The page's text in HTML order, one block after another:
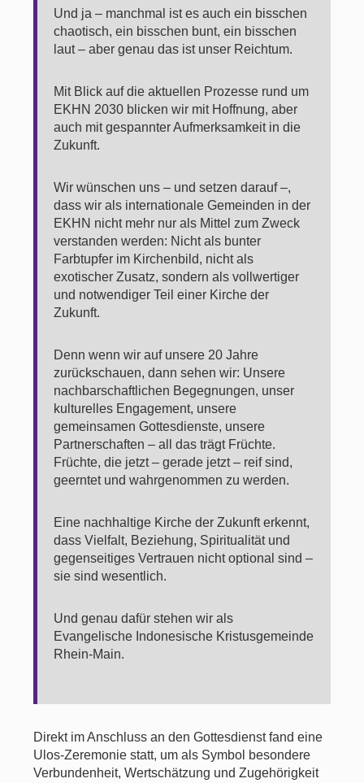
Und ja – manchmal ist es auch ein bisschen
chaotisch, ein bisschen bunt, ein bisschen
laut – aber genau das ist unser Reichtum.
Mit Blick auf die aktuellen Prozesse rund um
EKHN 2030 blicken wir mit Hoffnung, aber
auch mit gespannter Aufmerksamkeit in die
Zukunft.
Wir wünschen uns – und setzen darauf –,
dass wir als internationale Gemeinden in der
EKHN nicht mehr nur als Mittel zum Zweck
verstanden werden: Nicht als bunter
Farbtupfer im Kirchenbild, nicht als
exotischer Zusatz, sondern als vollwertiger
und notwendiger Teil einer Kirche der
Zukunft.
Denn wenn wir auf unsere 20 Jahre
zurückschauen, dann sehen wir: Unsere
nachbarschaftlichen Begegnungen, unser
kulturelles Engagement, unsere
gemeinsamen Gottesdienste, unsere
Partnerschaften – all das trägt Früchte.
Früchte, die jetzt – gerade jetzt – reif sind,
geerntet und wahrgenommen zu werden.
Eine nachhaltige Kirche der Zukunft erkennt,
dass Vielfalt, Beziehung, Spiritualität und
gegenseitiges Vertrauen nicht optional sind –
sie sind wesentlich.
Und genau dafür stehen wir als
Evangelische Indonesische Kristusgemeinde
Rhein-Main.
Direkt im Anschluss an den Gottesdienst fand eine
Ulos-Zeremonie statt, um als Symbol besondere
Verbundenheit, Wertschätzung und Zugehörigkeit